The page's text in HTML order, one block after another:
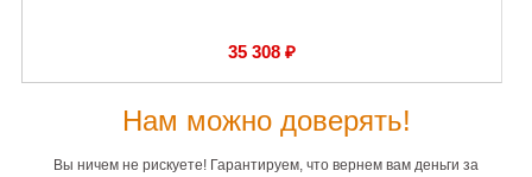
35 308 ₽
Нам можно доверять!
Вы ничем не рискуете! Гарантируем, что вернем вам деньги за